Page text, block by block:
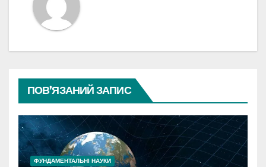
ПОВ’ЯЗАНИЙ ЗАПИС
ФУНДАМЕНТАЛЬНІ НАУКИ